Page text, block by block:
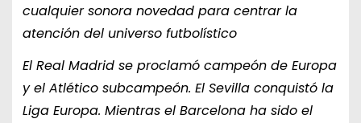
cualquier sonora novedad para centrar la
atención del universo futbolístico
El Real Madrid se proclamó campeón de Europa
y el Atlético subcampeón. El Sevilla conquistó la
Liga Europa. Mientras el Barcelona ha sido el